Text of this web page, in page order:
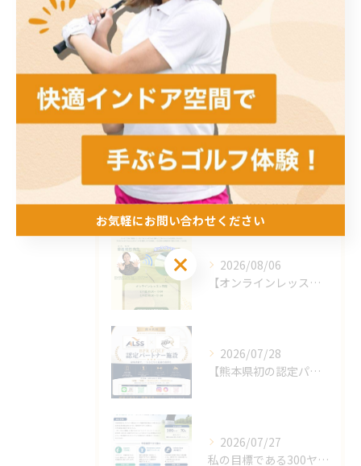
初心者
スイング解析
左右打席
手ぶら
ラウンド
最近の投稿 Recent Posts
2026/08/06
【オンラインレッスンのお知らせ】
2026/07/28
【熊本県初の認定パートナー施設となりました🎉】
2026/07/27
私の目標である300ヤード、70台、100メートル11秒代！
お気軽にお問い合わせください
お気軽にお問い合わせください